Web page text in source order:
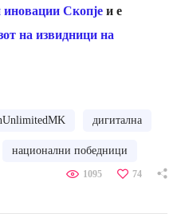
иновации Скопје и е
на извидници на
дигитална
национални победници
74
1095